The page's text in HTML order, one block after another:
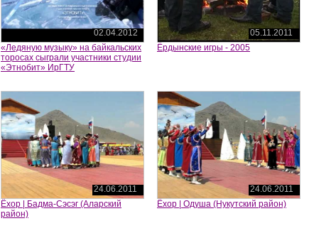
02.04.2012
«Ледяную музыку» на байкальских
торосах сыграли участники студии
«Этнобит» ИрГТУ
05.11.2011
Ёрдынские игры - 2005
24.06.2011
Ёхор | Бадма-Сэсэг (Аларский
район)
24.06.2011
Ёхор | Одуша (Нукутский район)